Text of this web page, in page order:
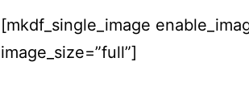
[mkdf_single_image
image_size=”full”]